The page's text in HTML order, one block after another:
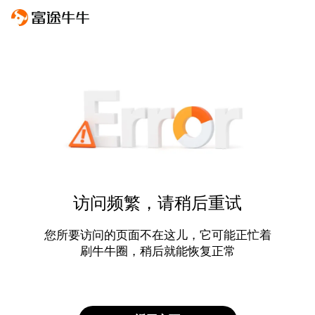
访问频繁，请稍后重试
您所要访问的页面不在这儿，它可能正忙着
刷牛牛圈，稍后就能恢复正常